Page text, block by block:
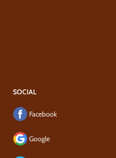
SOCIAL
Facebook
Google